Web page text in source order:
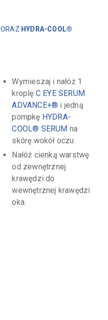
ORAZ HYDRA-COOL®
Wymieszaj i nałóż 1
kroplę C EYE SERUM
ADVANCE+® i jedną
pompkę HYDRA-
COOL® SERUM na
skórę wokół oczu.
Nałóż cienką warstwę
od zewnętrznej
krawędzi do
wewnętrznej krawędzi
oka.